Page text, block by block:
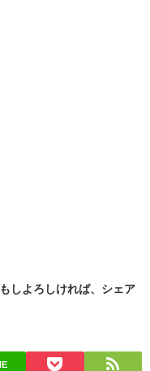
しよろしければ、シェア